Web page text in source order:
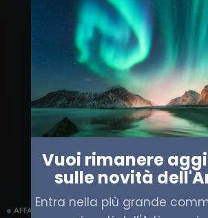
AFFARI MILITARI CANADA
Vuoi rimanere
sulle novità
Entra nella più grande